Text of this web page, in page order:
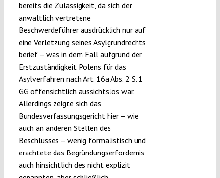
bereits die Zulässigkeit, da sich der
anwaltlich vertretene
Beschwerdeführer ausdrücklich nur auf
eine Verletzung seines Asylgrundrechts
berief – was in dem Fall aufgrund der
Erstzuständigkeit Polens für das
Asylverfahren nach Art. 16a Abs. 2 S. 1
GG offensichtlich aussichtslos war.
Allerdings zeigte sich das
Bundesverfassungsgericht hier – wie
auch an anderen Stellen des
Beschlusses – wenig formalistisch und
erachtete das Begründungserfordernis
auch hinsichtlich des nicht explizit